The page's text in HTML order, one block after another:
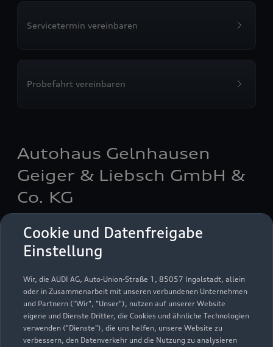
Cookie und Datenfreigabe
Einstellung
Wir, die AUDI AG, Auto-Union-Straße 1, 85057 Ingolstadt, allein
oder in Zusammenarbeit mit unseren verbundenen Unternehmen
und Partnern ("Wir", "Unser"), nutzen auf unserer Website
eigene und Dienste Dritter, die Cookies und ähnliche Technologien
verwenden ("Dienste"), die uns helfen, unsere Website zu
verbessern, den Datenverkehr und die Nutzung zu analysieren
Servicetermin vereinbaren
Probefahrt vereinbaren
Autohaus Gelnhausen
Geiger & Liebsch GmbH &
Co. KG